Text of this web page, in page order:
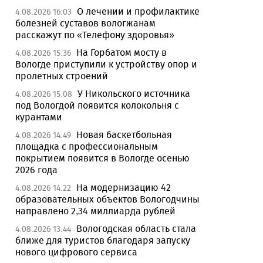
4.08.2026 16:03 О лечении и профилактике
болезней суставов вологжанам
расскажут по «Телефону здоровья»
4.08.2026 15:36 На Горбатом мосту в
Вологде приступили к устройству опор и
пролетных строений
4.08.2026 15:08 У Никольского источника
под Вологдой появится колокольня с
курантами
4.08.2026 14:49 Новая баскетбольная
площадка с профессиональным
покрытием появится в Вологде осенью
2026 года
4.08.2026 14:22
На модернизацию 42
образовательных объектов Вологодчины
направлено 2,34 миллиарда рублей
4.08.2026 13:44 Вологодская область стала
ближе для туристов благодаря запуску
нового цифрового сервиса